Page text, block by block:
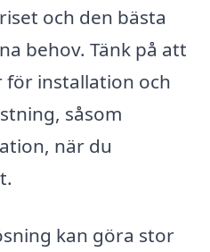
och den bästa
behov. Tänk på att
installation och
såsom
när du
kan göra stor